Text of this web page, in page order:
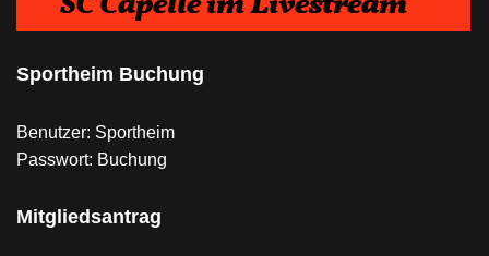
Sportheim Buchung
Benutzer: Sportheim
Passwort: Buchung
Mitgliedsantrag